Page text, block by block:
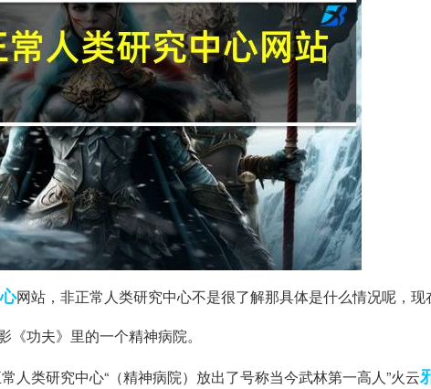
网站，非正常人类研究中心不是很了解那具体是什么情况呢，现
功夫》里的一个精神病院。
人类研究中心“（精神病院）放出了号称当今武林第一高人”火云